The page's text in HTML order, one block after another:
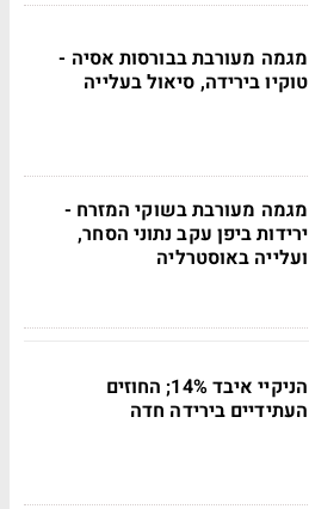
מגמה מעורבת בבורסות אסיה -
טוקיו בירידה, סיאול בעלייה
מגמה מעורבת בשוקי המזרח -
ירידות ביפן עקב נתוני הסחר,
ועלייה באוסטרליה
הניקיי איבד 14%; החוזים
העתידיים בירידה חדה